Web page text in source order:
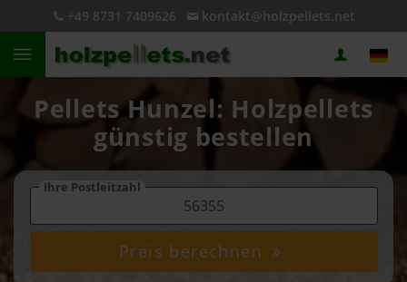
+49 8731 7409626 kontakt@holzpellets.net
Pellets Hunzel: Holzpellets
günstig bestellen
Ihre Postleitzahl
Preis berechnen